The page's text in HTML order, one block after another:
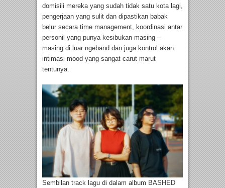
domisili mereka yang sudah tidak satu kota lagi,
pengerjaan yang sulit dan dipastikan babak
belur secara time management, koordinasi antar
personil yang punya kesibukan masing –
masing di luar ngeband dan juga kontrol akan
intimasi mood yang sangat carut marut
tentunya.
Sembilan track lagu di dalam album BASHED